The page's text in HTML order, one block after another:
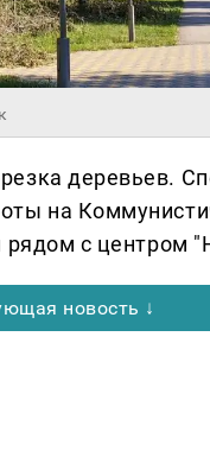
деревьев.
на
рядом с центром
новость ↓